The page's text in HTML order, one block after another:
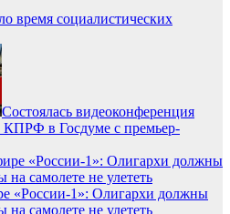
время социалистических
Состоялась видеоконференция
КПРФ в Госдуме с премьер-
«России-1»: Олигархи должны
самолете не улететь